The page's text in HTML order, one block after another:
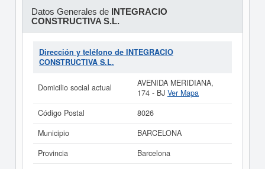
Datos Generales de INTEGRACIO
CONSTRUCTIVA S.L.
Dirección y teléfono de INTEGRACIO
CONSTRUCTIVA S.L.
Domicilio social actual
AVENIDA MERIDIANA,
174 - BJ Ver Mapa
Código Postal
8026
Municipio
BARCELONA
Provincia
Barcelona